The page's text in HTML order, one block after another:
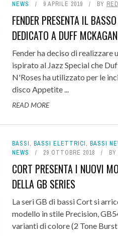
NEWS
9 APRILE 2019 BY
FENDER PRESENTA IL
DEDICATO A DUFF MCKAGAN
Fender ha deciso di realizzare
ispirato al Jazz Special che
N'Roses ha utilizzato per le
disco Appetite ...
READ MORE
BASSI, BASSI ELETTRICI, BASSI
NEWS
29 OTTOBRE 2018 BY
CORT PRESENTA I NUOVI
DELLA GB SERIES
La seri GB di bassi Cort si
modello in stile Precision,
varianti di colore (2 Tone Burst